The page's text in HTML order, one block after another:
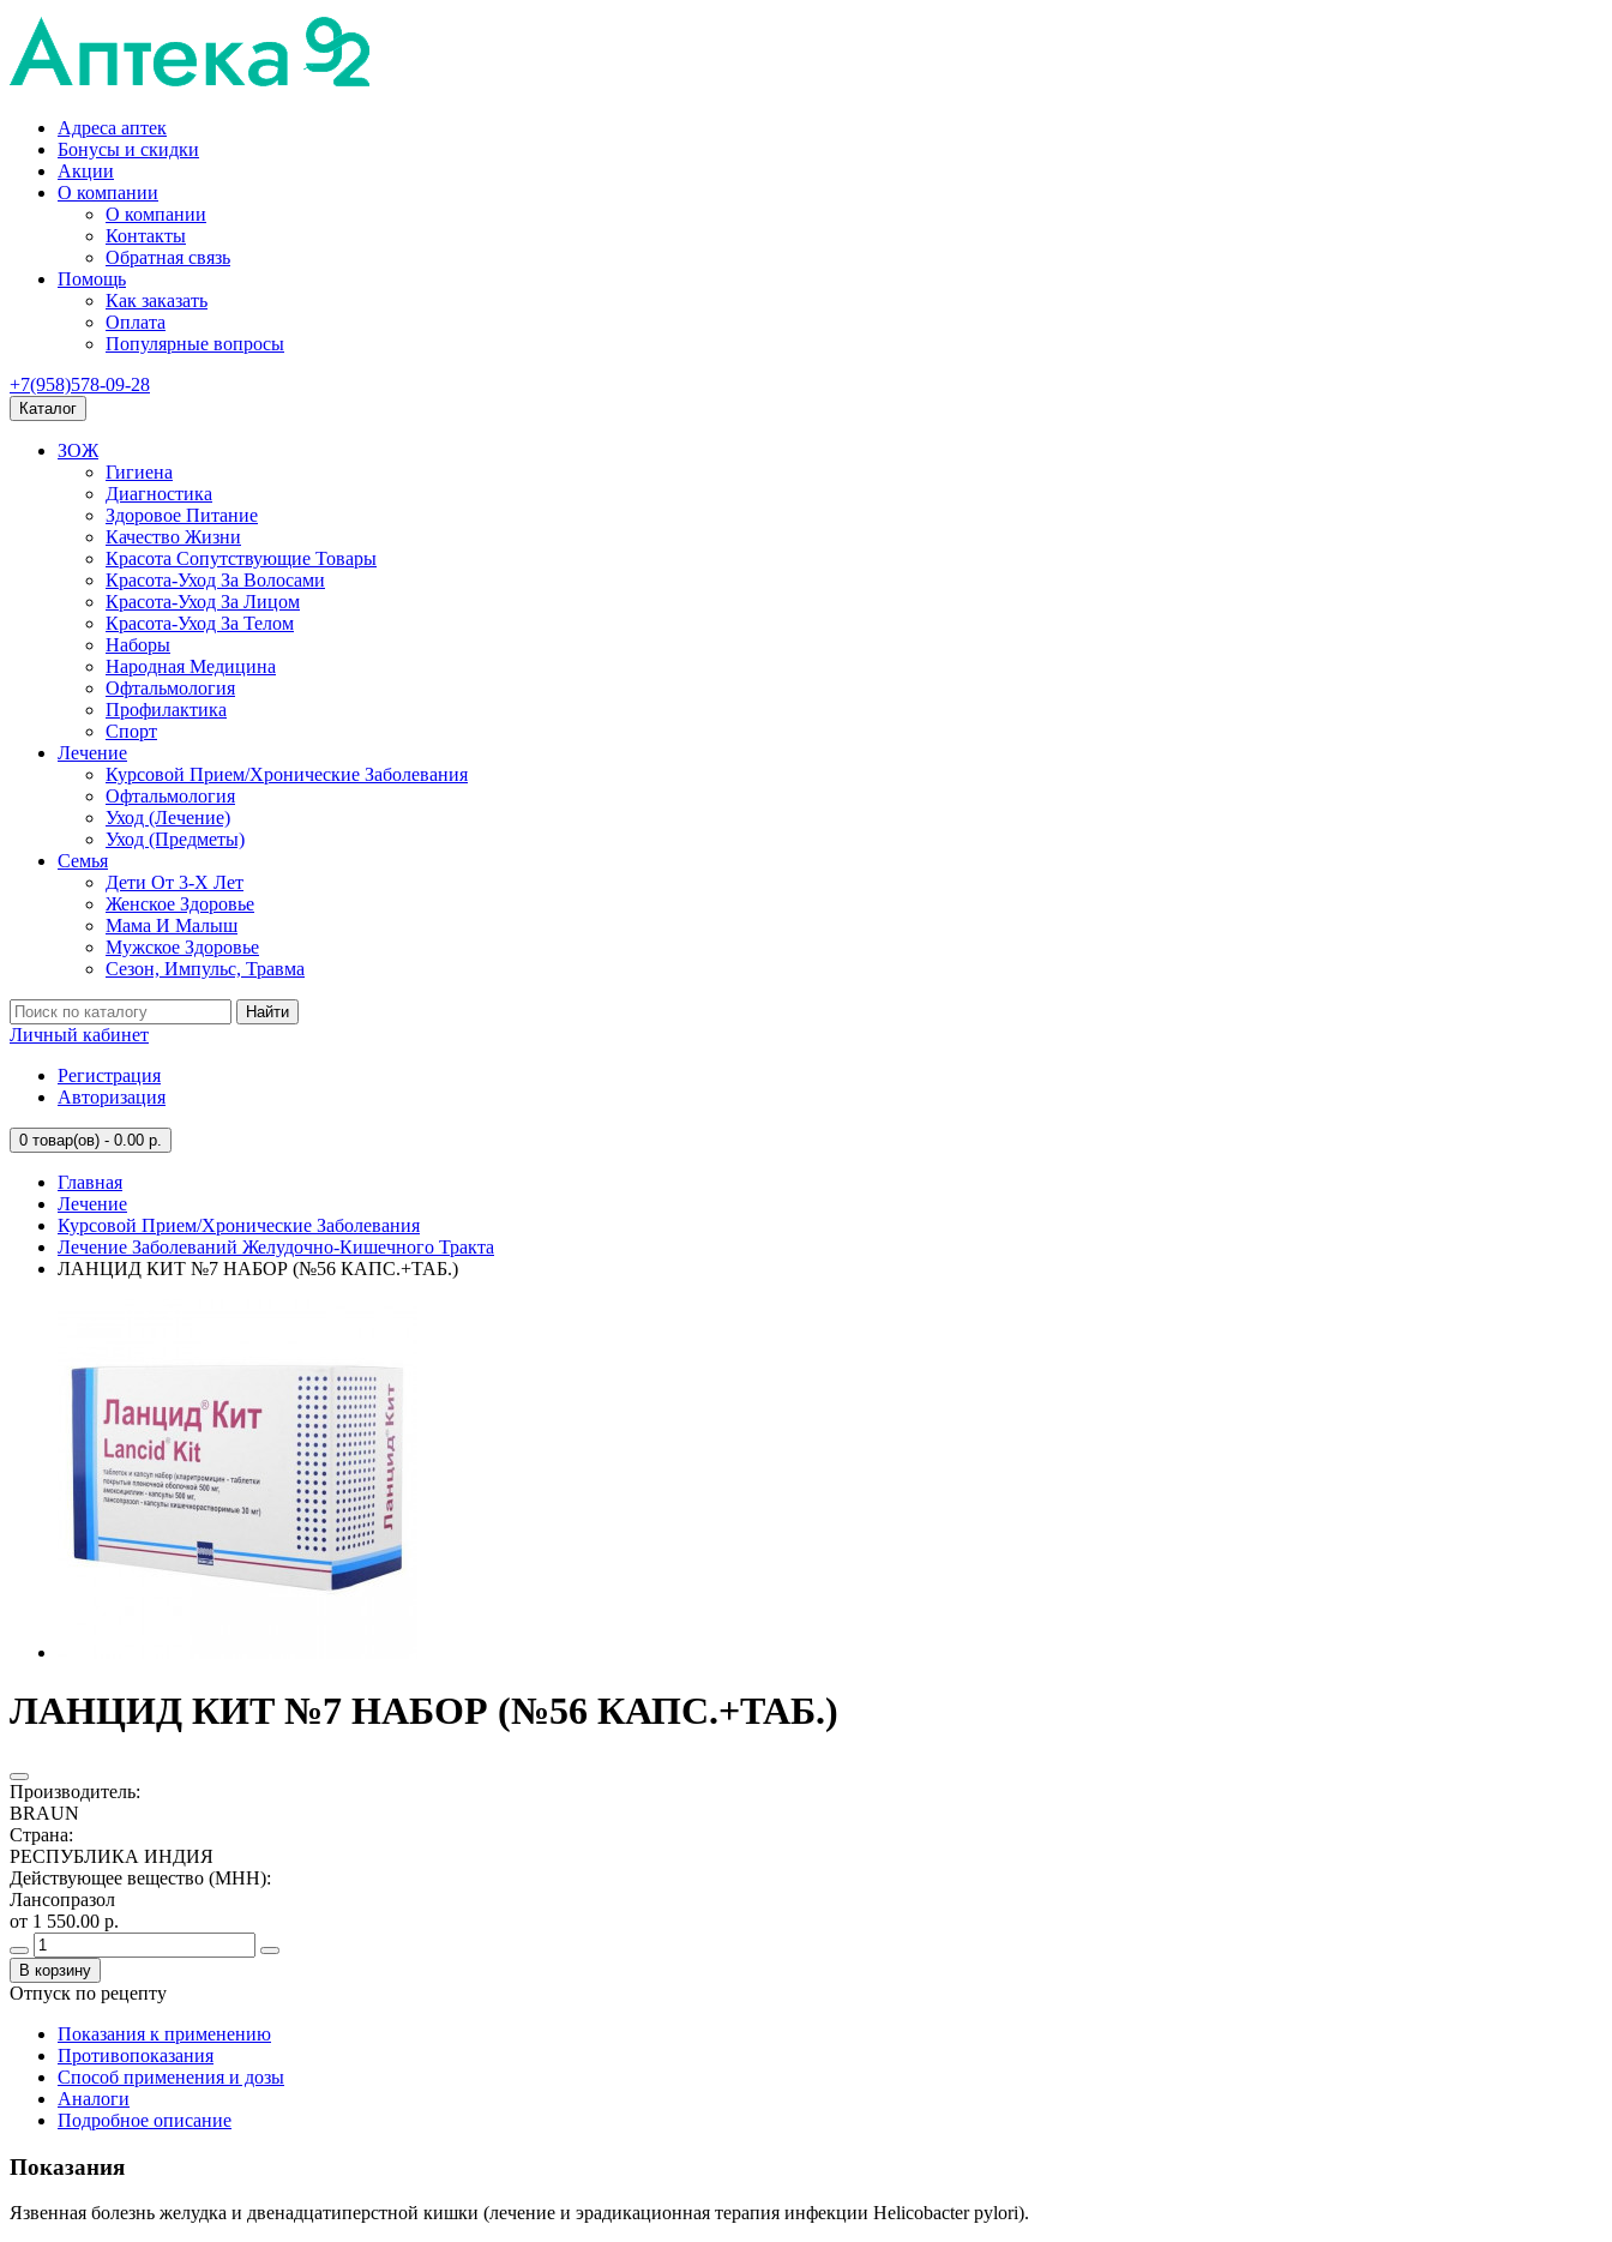
Адреса аптек
Бонусы и скидки
Акции
О компании
О компании
Контакты
Обратная связь
Помощь
Как заказать
Оплата
Популярные вопросы
+7(958)578-09-28
Каталог
ЗОЖ
Гигиена
Диагностика
Здоровое Питание
Качество Жизни
Красота Сопутствующие Товары
Красота-Уход За Волосами
Красота-Уход За Лицом
Красота-Уход За Телом
Наборы
Народная Медицина
Офтальмология
Профилактика
Спорт
Лечение
Курсовой Прием/Хронические Заболевания
Офтальмология
Уход (Лечение)
Уход (Предметы)
Семья
Дети От 3-Х Лет
Женское Здоровье
Мама И Малыш
Мужское Здоровье
Сезон, Импульс, Травма
Найти
Личный кабинет
Регистрация
Авторизация
0 товар(ов) - 0.00 р.
Главная
Лечение
Курсовой Прием/Хронические Заболевания
Лечение Заболеваний Желудочно-Кишечного Тракта
ЛАНЦИД КИТ №7 НАБОР (№56 КАПС.+ТАБ.)
ЛАНЦИД КИТ №7 НАБОР (№56 КАПС.+ТАБ.)
Производитель:
BRAUN
Страна:
РЕСПУБЛИКА ИНДИЯ
Действующее вещество (МНН):
Лансопразол
от 1 550.00 р.
В корзину
Отпуск по рецепту
Показания к применению
Противопоказания
Способ применения и дозы
Аналоги
Подробное описание
Показания
Язвенная болезнь желудка и двенадцатиперстной кишки (лечение и эрадикационная терапия инфекции Helicobacter pylori).